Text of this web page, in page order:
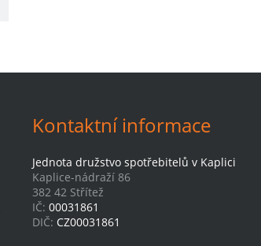
Kontaktní informace
Jednota družstvo spotřebitelů v Kaplici
Kaplice-nádraží 86
382 42 Střítež
IČ: 00031861
DIČ: CZ00031861